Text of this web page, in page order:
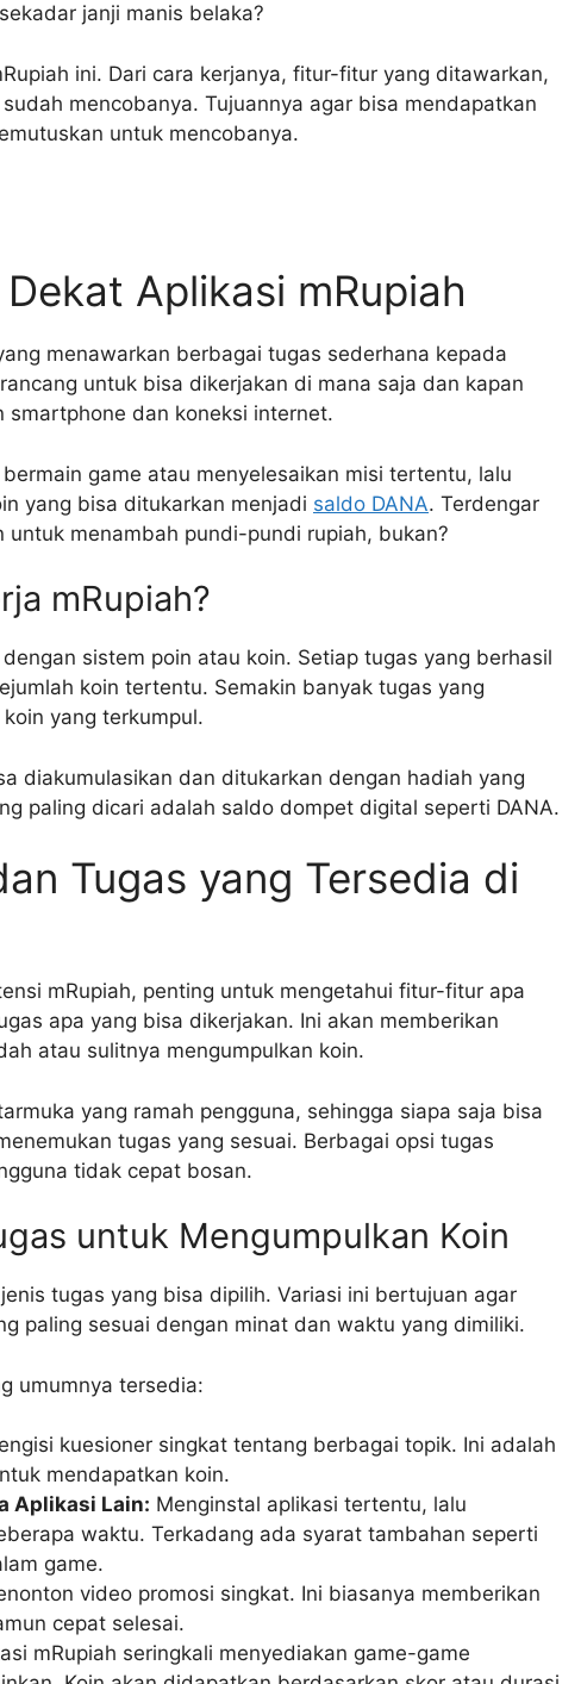
janji manis belaka?
ini. Dari cara kerjanya, fitur-fitur yang ditawarkan,
mencobanya. Tujuannya agar bisa mendapatkan
untuk mencobanya.
Aplikasi mRupiah
menawarkan berbagai tugas sederhana kepada
untuk bisa dikerjakan di mana saja dan kapan
smartphone dan koneksi internet.
game atau menyelesaikan misi tertentu, lalu
yang bisa ditukarkan menjadi saldo DANA. Terdengar
untuk menambah pundi-pundi rupiah, bukan?
mRupiah?
sistem poin atau koin. Setiap tugas yang berhasil
koin tertentu. Semakin banyak tugas yang
yang terkumpul.
diakumulasikan dan ditukarkan dengan hadiah yang
paling dicari adalah saldo dompet digital seperti DANA.
Tugas yang Tersedia di
mRupiah, penting untuk mengetahui fitur-fitur apa
apa yang bisa dikerjakan. Ini akan memberikan
atau sulitnya mengumpulkan koin.
yang ramah pengguna, sehingga siapa saja bisa
tugas yang sesuai. Berbagai opsi tugas
tidak cepat bosan.
untuk Mengumpulkan Koin
tugas yang bisa dipilih. Variasi ini bertujuan agar
paling sesuai dengan minat dan waktu yang dimiliki.
umumnya tersedia:
kuesioner singkat tentang berbagai topik. Ini adalah
mendapatkan koin.
Aplikasi Lain: Menginstal aplikasi tertentu, lalu
waktu. Terkadang ada syarat tambahan seperti
game.
video promosi singkat. Ini biasanya memberikan
cepat selesai.
mRupiah seringkali menyediakan game-game